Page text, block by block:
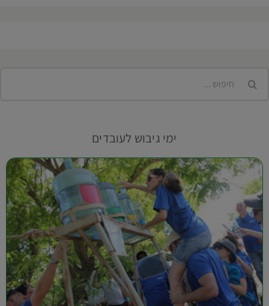
ימי גיבוש לעובדים